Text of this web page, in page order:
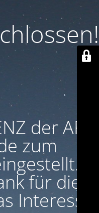
der ARU
zum
für die
Interesse!